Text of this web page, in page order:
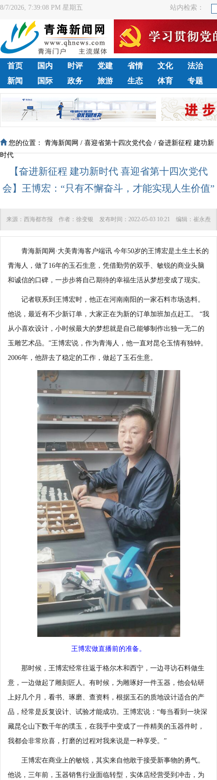
8/7/2026, 7:39:09 PM 星期五 站内检索：
首页 国内 时评 党建 省情 文化
法治
新闻
国际 政务 旅游 生态 体育 专题
您的位置： 青海新闻网 / 喜迎省第十四次党代会 / 奋进新征程 建功新
时代
【奋进新征程 建功新时代 喜迎省第十四次党代
会】王博宏：“只有不懈奋斗，才能实现人生价值”
来源： 西海都市报 作者： 徐变银 发布时间： 2022-05-03 10:21 编辑： 崔永焘
青海新闻网·大美青海客户端讯 今年50岁的王博宏是土生土长的
青海人，做了16年的玉石生意，凭借勤劳的双手、敏锐的商业头脑
和诚信的口碑，一步步将自己期待的幸福生活从梦想变成了现实。
记者联系到王博宏时，他正在河南南阳的一家石料市场选料。
他说，最近有不少新订单，大家正在为新的订单加班加点赶工。 “我
从小喜欢设计，小时候最大的梦想就是自己能够制作出独一无二的
玉雕艺术品。”王博宏说，作为青海人，他一直对昆仑玉情有独钟。
2006年，他辞去了稳定的工作，做起了玉石生意。
王博宏做直播前的准备。
那时候，王博宏经常往返于格尔木和西宁，一边寻访石料做生
意，一边做起了雕刻匠人。有时候，为雕琢好一件玉器，他会钻研
上好几个月，看书、琢磨、查资料，根据玉石的质地设计适合的产
品，经常是反复设计、试验才能成功。王博宏说：“每当看到一块深
藏昆仑山下数千年的璞玉，在我手中变成了一件精美的玉器件时，
我都会非常欣喜，打磨的过程对我来说是一种享受。”
王博宏在商业上的敏锐，其实来自他敢于接受新事物的勇气。
他说，三年前，玉器销售行业面临转型，实体店经营受到冲击，为